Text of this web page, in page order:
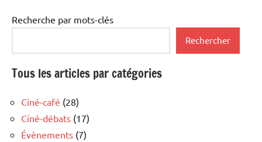
Recherche par mots-clés
Rechercher
Tous les articles par catégories
Ciné-café (28)
Ciné-débats (17)
Évènements (7)